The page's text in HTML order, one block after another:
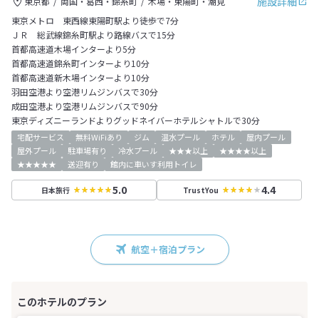
東京メトロ 東西線東陽町駅より徒歩で7分
ＪＲ 総武線錦糸町駅より路線バスで15分
首都高速道木場インターより5分
首都高速道錦糸町インターより10分
首都高速道新木場インターより10分
羽田空港より空港リムジンバスで30分
成田空港より空港リムジンバスで90分
東京ディズニーランドよりグッドネイバーホテルシャトルで30分
宅配サービス 無料WiFiあり ジム 温水プール ホテル
屋内プール
屋外プール
駐車場有り 冷水プール ★★★以上
★★★★以上
★★★★★
送迎有り 館内に車いす利用トイレ
日本旅行 5.0 TrustYou 4.4
航空＋宿泊プラン